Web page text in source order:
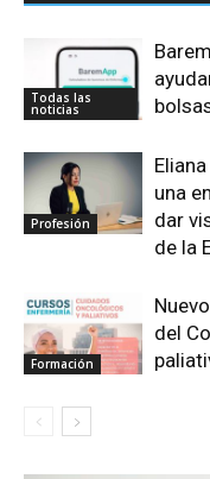
Todas las
noticias
Profesión
una
dar
de la
Formación
del